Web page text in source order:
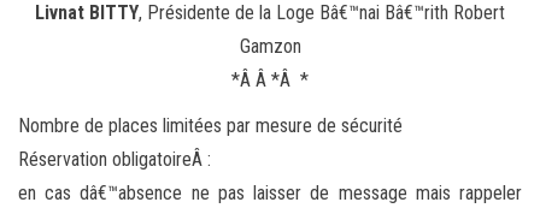
Livnat BITTY, Présidente de la Loge Bâ€™nai Bâ€™rith Robert
Gamzon
*Â Â *Â *
Nombre de places limitées par mesure de sécurité
Réservation obligatoireÂ :
en cas dâ€™absence ne pas laisser de message mais rappeler